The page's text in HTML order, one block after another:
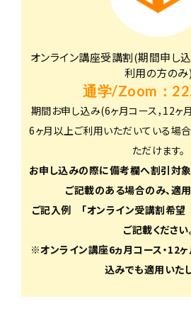
オンライン講座受講割(期間申し
利用の方のみ)
通学/Zoom：
期間お申し込み(6ヶ月コース，12ヶ
6ヶ月以上ご利用いただいている場合
ただけます。
お申し込みの際に備考欄へ割引対象
ご記載のある場合のみ、適用
ご記入例 ｢オンライン受講割希
ご記載ください
※オンライン講座6ヵ月コース・12
込みでも適用いた